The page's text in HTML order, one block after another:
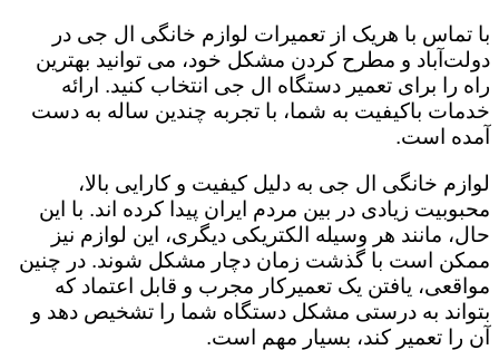
با تماس با هریک از تعمیرات لوازم خانگی ال جی در
دولت‌آباد و مطرح کردن مشکل خود، می توانید بهترین
راه را برای تعمیر دستگاه ال جی انتخاب کنید. ارائه
خدمات باکیفیت به شما، با تجربه چندین ساله به دست
آمده است.
لوازم خانگی ال جی به دلیل کیفیت و کارایی بالا،
محبوبیت زیادی در بین مردم ایران پیدا کرده اند. با این
حال، مانند هر وسیله الکتریکی دیگری، این لوازم نیز
ممکن است با گذشت زمان دچار مشکل شوند. در چنین
مواقعی، یافتن یک تعمیرکار مجرب و قابل اعتماد که
بتواند به درستی مشکل دستگاه شما را تشخیص دهد و
آن را تعمیر کند، بسیار مهم است.